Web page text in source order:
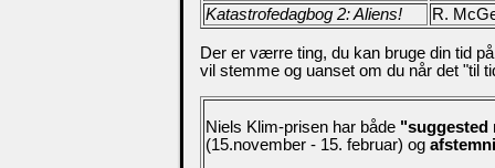
Katastrofedagbog 2: Aliens!
R.
Der er værre ting, du kan bruge din tid
vil stemme og uanset om du når det "til
Niels Klim-prisen har både "suggested
(15.november - 15. februar) og